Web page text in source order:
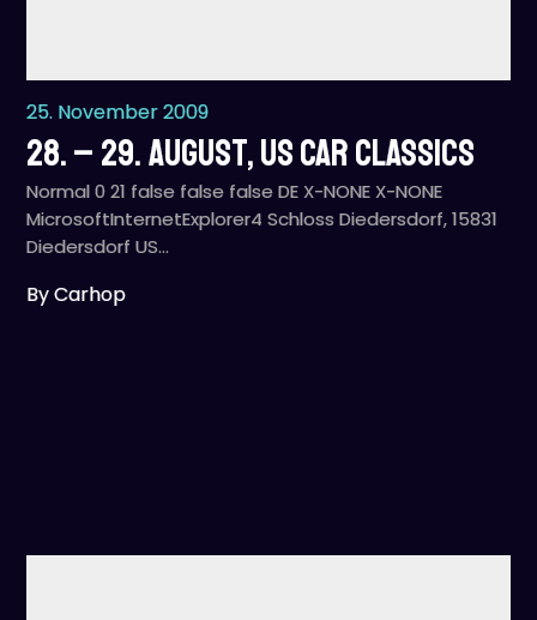
25. November 2009
28. – 29. August, US Car Classics
Normal 0 21 false false false DE X-NONE X-NONE
MicrosoftInternetExplorer4 Schloss Diedersdorf, 15831
Diedersdorf US…
By Carhop